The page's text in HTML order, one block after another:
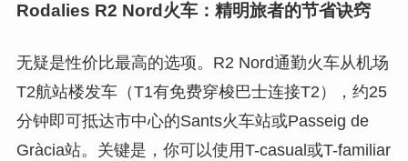
Rodalies R2 Nord火车：精明旅者的节省诀窍
无疑是性价比最高的选项。R2 Nord通勤火车从机场
T2航站楼发车（T1有免费穿梭巴士连接T2），约25
分钟即可抵达市中心的Sants火车站或Passeig de
Gràcia站。关键是，你可以使用T-casual或T-familiar